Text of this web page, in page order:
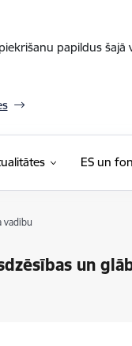
papildus
ES un
vadību
un